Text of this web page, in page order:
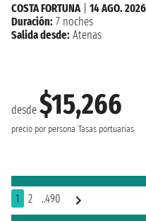
desde $15,266
precio por persona Tasas portuarias
COSTA FORTUNA
14 AGO. 2026
Duración: 7 noches
Salida desde: Atenas
1 2 ..490